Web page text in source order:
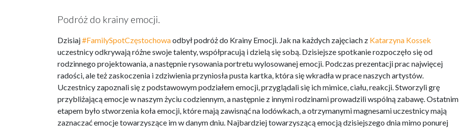
Podróż do krainy emocji.
Dzisiaj#FamilySpotCzęstochowaodbył podróż do Krainy Emocji. Jak na każdych zajęciach z Katarzyna Kossek
uczestnicy odkrywają różne swoje talenty, współpracują i dzielą się sobą. Dzisiejsze spotkanie rozpoczęło się od
rodzinnego projektowania, a następnie rysowania portretu wylosowanej emocji. Podczas prezentacji prac najwięcej
radości, ale też zaskoczenia i zdziwienia przyniosła pusta kartka, która się wkradła w prace naszych artystów.
Uczestnicy zapoznali się z podstawowym podziałem emocji, przyglądali się ich mimice, ciału, reakcji. Stworzyli grę
przybliżającą emocje w naszym życiu codziennym, a następnie z innymi rodzinami prowadzili wspólną zabawę. Ostatnim
etapem było stworzenia koła emocji, które mają zawisnąć na lodówkach, a otrzymanymi magnesami uczestnicy mają
zaznaczać emocje towarzyszące im w danym dniu. Najbardziej towarzyszącą emocją dzisiejszego dnia mimo ponurej